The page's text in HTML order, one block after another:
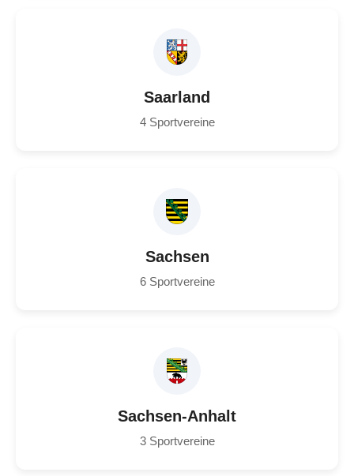
Saarland
4 Sportvereine
Sachsen
6 Sportvereine
Sachsen-Anhalt
3 Sportvereine